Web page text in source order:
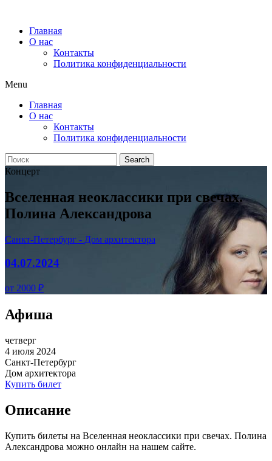
Главная
О нас
Контакты
Политика конфиденциальности
Menu
Главная
О нас
Контакты
Политика конфиденциальности
Search
Концерт
Вселенная неоклассики при свечах.
Полина Александрова
Санкт-Петербург - Дом архитектора
04.07.2024
от 2000 ₽
Афиша
четверг
4 июля 2024
Санкт-Петербург
Дом архитектора
Купить билет
Описание
Купить билеты на Вселенная неоклассики при свечах. Полина
Александрова можно онлайн на нашем сайте.